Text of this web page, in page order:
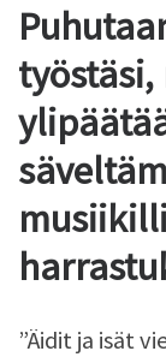
”Äidit ja isät